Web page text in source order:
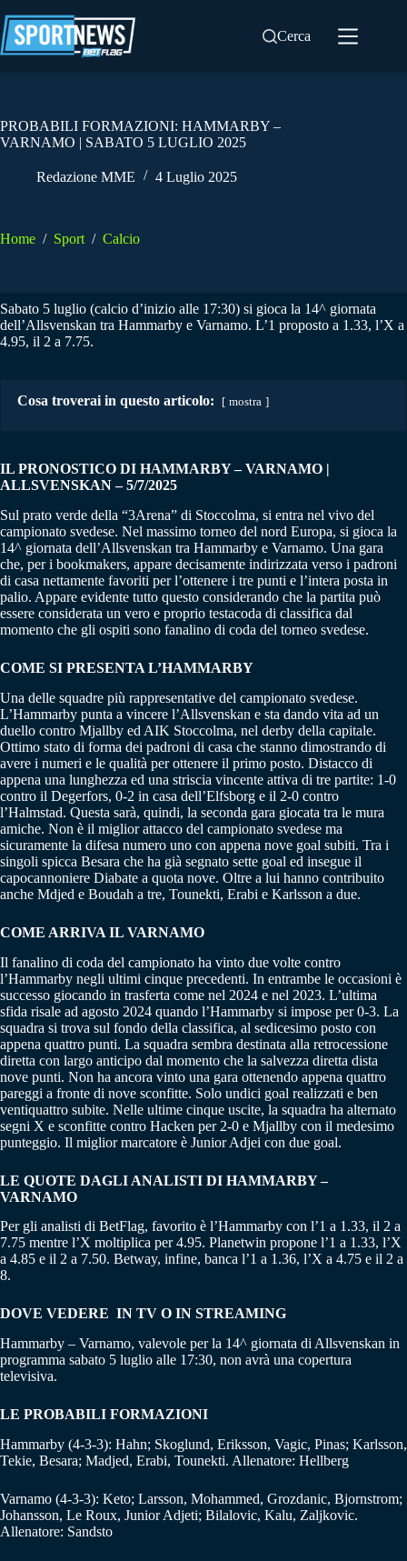
al
contenuto
Cerca
PROBABILI FORMAZIONI: HAMMARBY –
VARNAMO | SABATO 5 LUGLIO 2025
Redazione MME 4 Luglio 2025
Home / Sport / Calcio
Sabato 5 luglio (calcio d’inizio alle 17:30) si gioca la 14^ giornata
dell’Allsvenskan tra Hammarby e Varnamo. L’1 proposto a 1.33, l’X a
4.95, il 2 a 7.75.
Cosa troverai in questo articolo: mostra
IL PRONOSTICO DI HAMMARBY – VARNAMO |
ALLSVENSKAN – 5/7/2025
Sul prato verde della “3Arena” di Stoccolma, si entra nel vivo del
campionato svedese. Nel massimo torneo del nord Europa, si gioca la
14^ giornata dell’Allsvenskan tra Hammarby e Varnamo. Una gara
che, per i bookmakers, appare decisamente indirizzata verso i padroni
di casa nettamente favoriti per l’ottenere i tre punti e l’intera posta in
palio. Appare evidente tutto questo considerando che la partita può
essere considerata un vero e proprio testacoda di classifica dal
momento che gli ospiti sono fanalino di coda del torneo svedese.
COME SI PRESENTA L’HAMMARBY
Una delle squadre più rappresentative del campionato svedese.
L’Hammarby punta a vincere l’Allsvenskan e sta dando vita ad un
duello contro Mjallby ed AIK Stoccolma, nel derby della capitale.
Ottimo stato di forma dei padroni di casa che stanno dimostrando di
avere i numeri e le qualità per ottenere il primo posto. Distacco di
appena una lunghezza ed una striscia vincente attiva di tre partite: 1-0
contro il Degerfors, 0-2 in casa dell’Elfsborg e il 2-0 contro
l’Halmstad. Questa sarà, quindi, la seconda gara giocata tra le mura
amiche. Non è il miglior attacco del campionato svedese ma
sicuramente la difesa numero uno con appena nove goal subiti. Tra i
singoli spicca Besara che ha già segnato sette goal ed insegue il
capocannoniere Diabate a quota nove. Oltre a lui hanno contribuito
anche Mdjed e Boudah a tre, Tounekti, Erabi e Karlsson a due.
COME ARRIVA IL VARNAMO
Il fanalino di coda del campionato ha vinto due volte contro
l’Hammarby negli ultimi cinque precedenti. In entrambe le occasioni è
successo giocando in trasferta come nel 2024 e nel 2023. L’ultima
sfida risale ad agosto 2024 quando l’Hammarby si impose per 0-3. La
squadra si trova sul fondo della classifica, al sedicesimo posto con
appena quattro punti. La squadra sembra destinata alla retrocessione
diretta con largo anticipo dal momento che la salvezza diretta dista
nove punti. Non ha ancora vinto una gara ottenendo appena quattro
pareggi a fronte di nove sconfitte. Solo undici goal realizzati e ben
ventiquattro subite. Nelle ultime cinque uscite, la squadra ha alternato
segni X e sconfitte contro Hacken per 2-0 e Mjallby con il medesimo
punteggio. Il miglior marcatore è Junior Adjei con due goal.
LE QUOTE DAGLI ANALISTI DI HAMMARBY –
VARNAMO
Per gli analisti di BetFlag, favorito è l’Hammarby con l’1 a 1.33, il 2 a
7.75 mentre l’X moltiplica per 4.95. Planetwin propone l’1 a 1.33, l’X
a 4.85 e il 2 a 7.50. Betway, infine, banca l’1 a 1.36, l’X a 4.75 e il 2 a
8.
DOVE VEDERE IN TV O IN STREAMING
Hammarby – Varnamo, valevole per la 14^ giornata di Allsvenskan in
programma sabato 5 luglio alle 17:30, non avrà una copertura
televisiva.
LE PROBABILI FORMAZIONI
Hammarby (4-3-3): Hahn; Skoglund, Eriksson, Vagic, Pinas; Karlsson,
Tekie, Besara; Madjed, Erabi, Tounekti. Allenatore: Hellberg
Varnamo (4-3-3): Keto; Larsson, Mohammed, Grozdanic, Bjornstrom;
Johansson, Le Roux, Junior Adjeti; Bilalovic, Kalu, Zaljkovic.
Allenatore: Sandsto